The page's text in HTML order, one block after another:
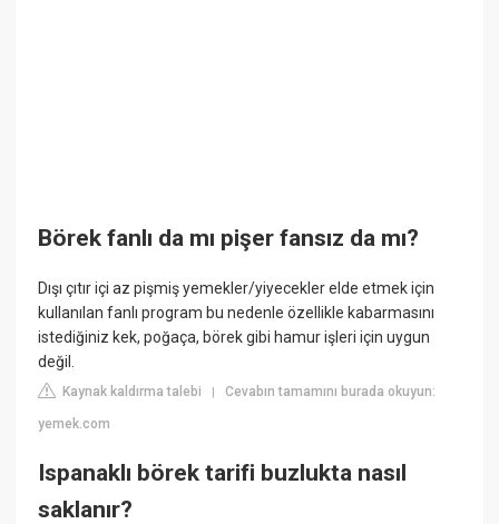
Börek fanlı da mı pişer fansız da mı?
Dışı çıtır içi az pişmiş yemekler/yiyecekler elde etmek için
kullanılan fanlı program bu nedenle özellikle kabarmasını
istediğiniz kek, poğaça, börek gibi hamur işleri için uygun
değil.
Kaynak kaldırma talebi |Cevabın tamamını burada okuyun:
yemek.com
Ispanaklı börek tarifi buzlukta nasıl
saklanır?